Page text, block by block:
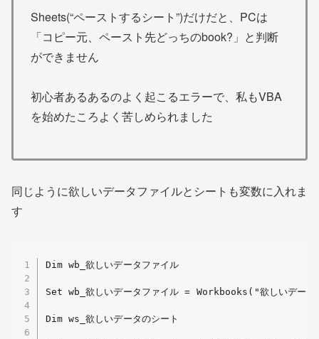
Sheets(“ペーストするシート”)だけだと、PCは
「コピー元、ペースト先どっちのbook?」と判断
ができません
初心者あるあるのよく起こるエラーで、私もVBA
を始めたころよく苦しめられました
同じように欲しいデータファイルとシートも変数に入れま
す
Dim wb_欲しいデータファイル
Set wb_欲しいデータファイル = Workbooks("欲しいデー
Dim ws_欲しいデータのシート